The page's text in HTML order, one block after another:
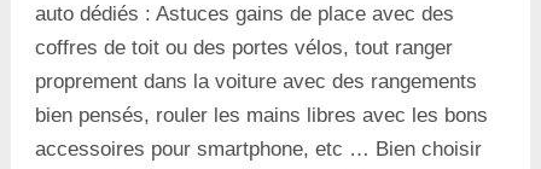
auto dédiés : Astuces gains de place avec des
coffres de toit ou des portes vélos, tout ranger
proprement dans la voiture avec des rangements
bien pensés, rouler les mains libres avec les bons
accessoires pour smartphone, etc … Bien choisir